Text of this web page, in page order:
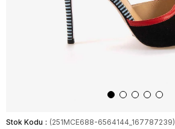
Stok Kodu (251MCE688-6564144_167787239)